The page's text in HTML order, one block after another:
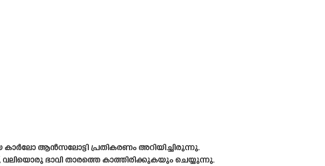
കാർലോ ആൻസലോട്ടി പ്രതികരണം അറിയിച്ചിരുന്നു.
ഭാവി താരത്തെ കാത്തിരിക്കുകയും ചെയ്യുന്നു.